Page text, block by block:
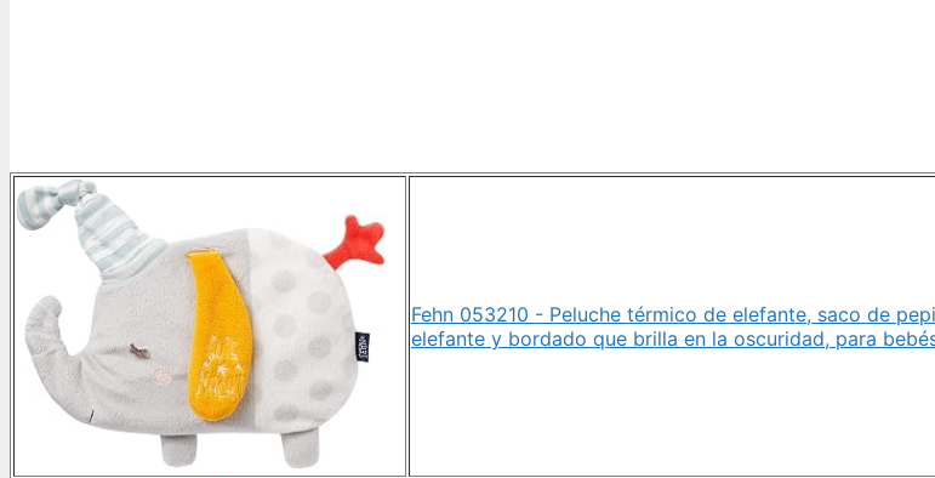
Fehn 053210 - Peluche térmico de elefante, saco de
elefante y bordado que brilla en la oscuridad, para